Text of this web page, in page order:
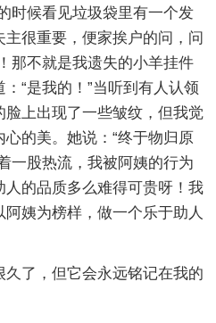
时候看见垃圾袋里有一个发
很重要，便家挨户的问，问
那不就是我遗失的小羊挂件
“是我的！”当听到有人认领
上出现了一些皱纹，但我觉
的美。她说：“终于物归原
一股热流，我被阿姨的行为
的品质多么难得可贵呀！我
姨为榜样，做一个乐于助人
了，但它会永远铭记在我的